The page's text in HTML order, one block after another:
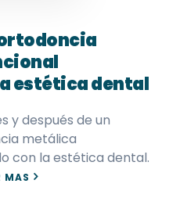
estética dental
y después de un
metálica
con la estética dental.
MAS